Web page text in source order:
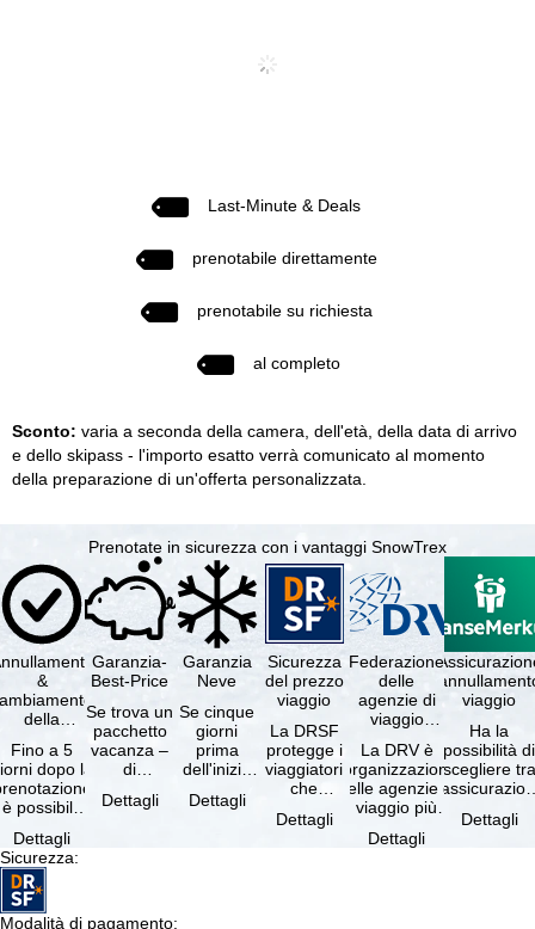
Last-Minute & Deals
prenotabile direttamente
prenotabile su richiesta
al completo
Sconto: varia a seconda della camera, dell'età, della data di arrivo
e dello skipass - l'importo esatto verrà comunicato al momento
della preparazione di un'offerta personalizzata.
Prenotate in sicurezza con i vantaggi SnowTrex
&
della
gratuiti
Fino a 5
dopo la
è possibile
il …
Dettagli
Garanzia-
Best-Price
Se trova un
pacchetto
vacanza –
di
e servizi
Dettagli
Garanzia
Neve
Se cinque
giorni
prima
dell'inizio
soggiorno
Dettagli
Sicurezza
del prezzo
viaggio
La DRSF
protegge i
viaggiatori
che
un
Dettagli
Federazione
delle
agenzie di
viaggio
La DRV è
l'organizzazione
delle agenzie di
viaggio più
Germania.
Dettagli
viaggio
Ha la
possibilità di
scegliere tra
viaggio
Dettagli
Sicurezza:
Modalità di pagamento: